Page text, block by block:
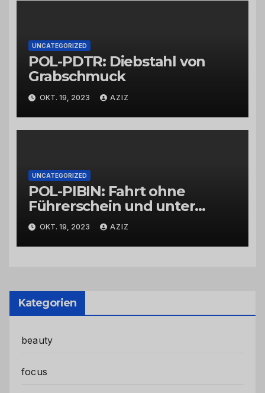
UNCATEGORIZED
POL-PDTR: Diebstahl von
Grabschmuck
OKT. 19, 2023 AZIZ
UNCATEGORIZED
POL-PIBIN: Fahrt ohne
Führerschein und unter
Einfluss von Drogen
OKT. 19, 2023 AZIZ
Kategorien
beauty
focus